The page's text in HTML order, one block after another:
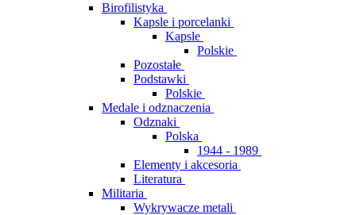
Birofilistyka
Kapsle i porcelanki
Kapsle
Polskie
Pozostałe
Podstawki
Polskie
Medale i odznaczenia
Odznaki
Polska
1944 - 1989
Elementy i akcesoria
Literatura
Militaria
Wykrywacze metali